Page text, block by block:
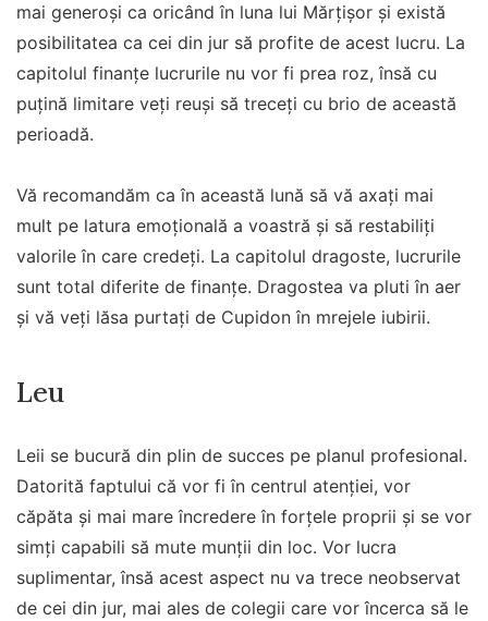
mai generoși ca oricând în luna lui Mărțișor și există
posibilitatea ca cei din jur să profite de acest lucru. La
capitolul finanțe lucrurile nu vor fi prea roz, însă cu
puțină limitare veți reuși să treceți cu brio de această
perioadă.
Vă recomandăm ca în această lună să vă axați mai
mult pe latura emoțională a voastră și să restabiliți
valorile în care credeți. La capitolul dragoste, lucrurile
sunt total diferite de finanțe. Dragostea va pluti în aer
și vă veți lăsa purtați de Cupidon în mrejele iubirii.
Leu
Leii se bucură din plin de succes pe planul profesional.
Datorită faptului că vor fi în centrul atenției, vor
căpăta și mai mare încredere în forțele proprii și se vor
simți capabili să mute munții din loc. Vor lucra
suplimentar, însă acest aspect nu va trece neobservat
de cei din jur, mai ales de colegii care vor încerca să le